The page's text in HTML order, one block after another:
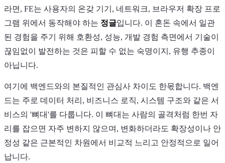
라면, FE는 사용자의 온갖 기기, 네트워크, 브라우저 확장 프로
그램 위에서 동작해야 하는 정글입니다. 이 혼돈 속에서 일관
된 경험을 주기 위해 호환성, 성능, 개발 경험 측면에서 기술이
끊임없이 발전하는 것은 피할 수 없는 숙명이지, 유행 추종이
아닙니다.
여기에 백엔드와의 본질적인 관심사 차이도 한몫합니다. 백엔
드는 주로 데이터 처리, 비즈니스 로직, 시스템 구조와 같은 서
비스의 '뼈대'를 다룹니다. 이 뼈대는 사람의 골격처럼 한번 자
리를 잡으면 자주 변하지 않으며, 변화하더라도 확장성이나 안
정성 같은 근본적인 차원에서 비교적 느리고 안정적으로 일어
납니다.